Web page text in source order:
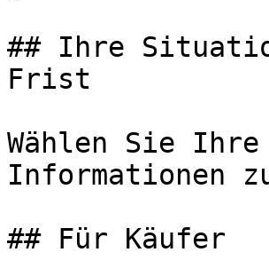
## Ihre
Frist
Wählen Sie Ihre
Informationen
## Für Käufer